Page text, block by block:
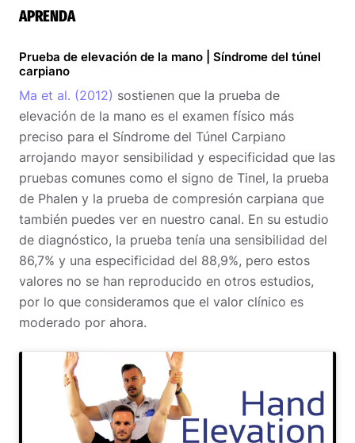
APRENDA
Prueba de elevación de la mano | Síndrome del túnel
carpiano
Ma et al. (2012) sostienen que la prueba de
elevación de la mano es el examen físico más
preciso para el Síndrome del Túnel Carpiano
arrojando mayor sensibilidad y especificidad que las
pruebas comunes como el signo de Tinel, la prueba
de Phalen y la prueba de compresión carpiana que
también puedes ver en nuestro canal. En su estudio
de diagnóstico, la prueba tenía una sensibilidad del
86,7% y una especificidad del 88,9%, pero estos
valores no se han reproducido en otros estudios,
por lo que consideramos que el valor clínico es
moderado por ahora.